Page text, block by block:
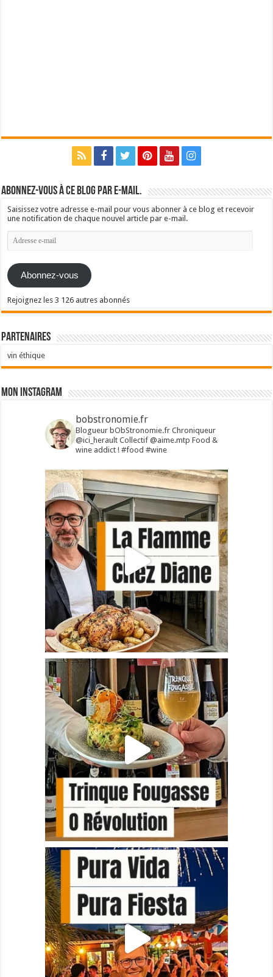
Abonnez-vous à ce blog par e-mail.
Saisissez votre adresse e-mail pour vous abonner à ce blog et recevoir
une notification de chaque nouvel article par e-mail.
Adresse
e-
Abonnez-vous
Rejoignez les 3 126 autres abonnés
Partenaires
vin éthique
Mon Instagram
bobstronomie.fr
Blogueur bObStronomie.fr Chroniqueur
@ici_heraultCollectif @aime.mtp Food &
wine addict !#food #wine